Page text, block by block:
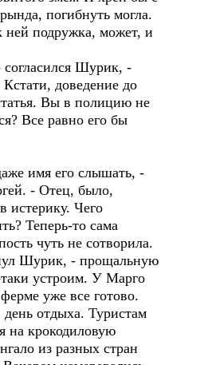
погибнуть могла.
ней подружка, может, и
Шурик, -
доведение до
Вы в полицию не
Все равно его бы
имя его слышать, -
- Отец, было,
истерику. Чего
Теперь-то сама
чуть не сотворила.
Шурик, - прощальную
устроим. У Марго
уже все готово.
отдыха. Туристам
на крокодиловую
из разных стран